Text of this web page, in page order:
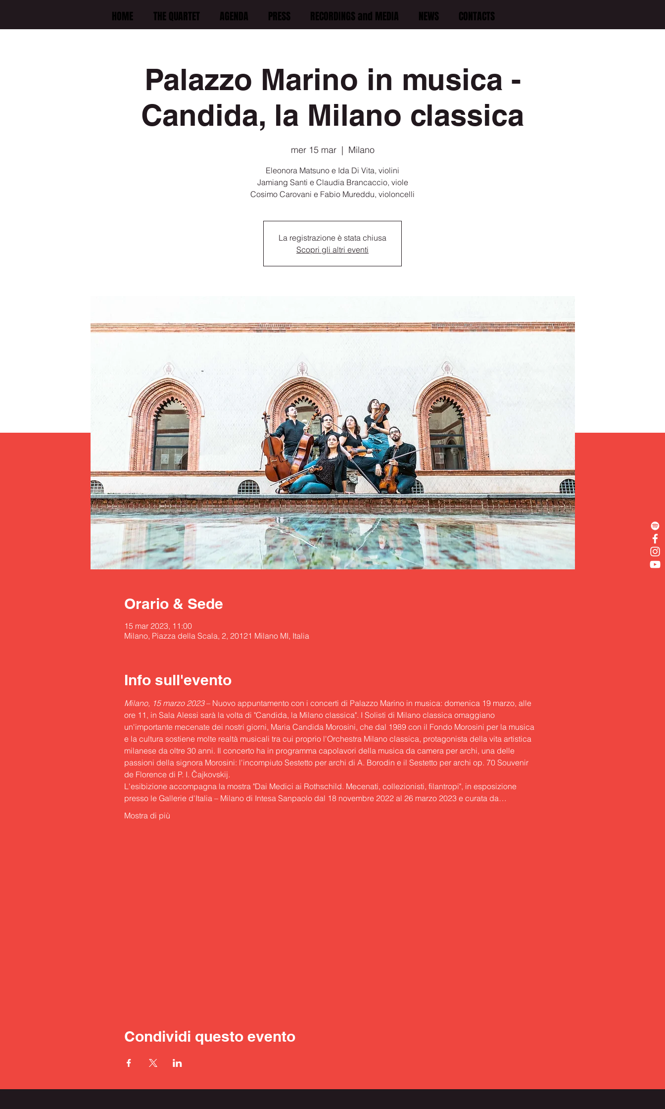
HOME THE QUARTET AGENDA PRESS RECORDINGS and MEDIA NEWS CONTACTS
Palazzo Marino in musica -
Candida, la Milano classica
mer 15 mar
  |
Milano
Eleonora Matsuno e Ida Di Vita, violini
Jamiang Santi e Claudia Brancaccio, viole
Cosimo Carovani e Fabio Mureddu, violoncelli
La registrazione è stata chiusa
Scopri gli altri eventi
Orario & Sede
15 mar 2023, 11:00
Milano, Piazza della Scala, 2, 20121 Milano MI, Italia
Info sull'evento
Milano, 15 marzo 2023 – Nuovo appuntamento con i concerti di Palazzo Marino in musica: domenica 19 marzo, alle
ore 11, in Sala Alessi sarà la volta di "Candida, la Milano classica". I Solisti di Milano classica omaggiano
un'importante mecenate dei nostri giorni, Maria Candida Morosini, che dal 1989 con il Fondo Morosini per la musica
e la cultura sostiene molte realtà musicali tra cui proprio l'Orchestra Milano classica, protagonista della vita artistica
milanese da oltre 30 anni. Il concerto ha in programma capolavori della musica da camera per archi, una delle
passioni della signora Morosini: l'incompiuto Sestetto per archi di A. Borodin e il Sestetto per archi op. 70 Souvenir
de Florence di P. I. Čajkovskij.
L'esibizione accompagna la mostra "Dai Medici ai Rothschild. Mecenati, collezionisti, filantropi", in esposizione
presso le Gallerie d'Italia – Milano di Intesa Sanpaolo dal 18 novembre 2022 al 26 marzo 2023 e curata da…
Mostra di più
Condividi questo evento